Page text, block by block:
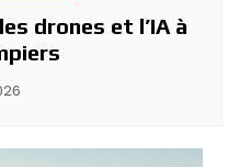
drones et l’IA à